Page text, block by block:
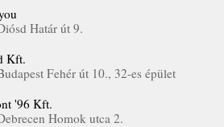
Határ út 9.
Kft.
Fehér út 10., 32-es épület
'96 Kft.
Homok utca 2.